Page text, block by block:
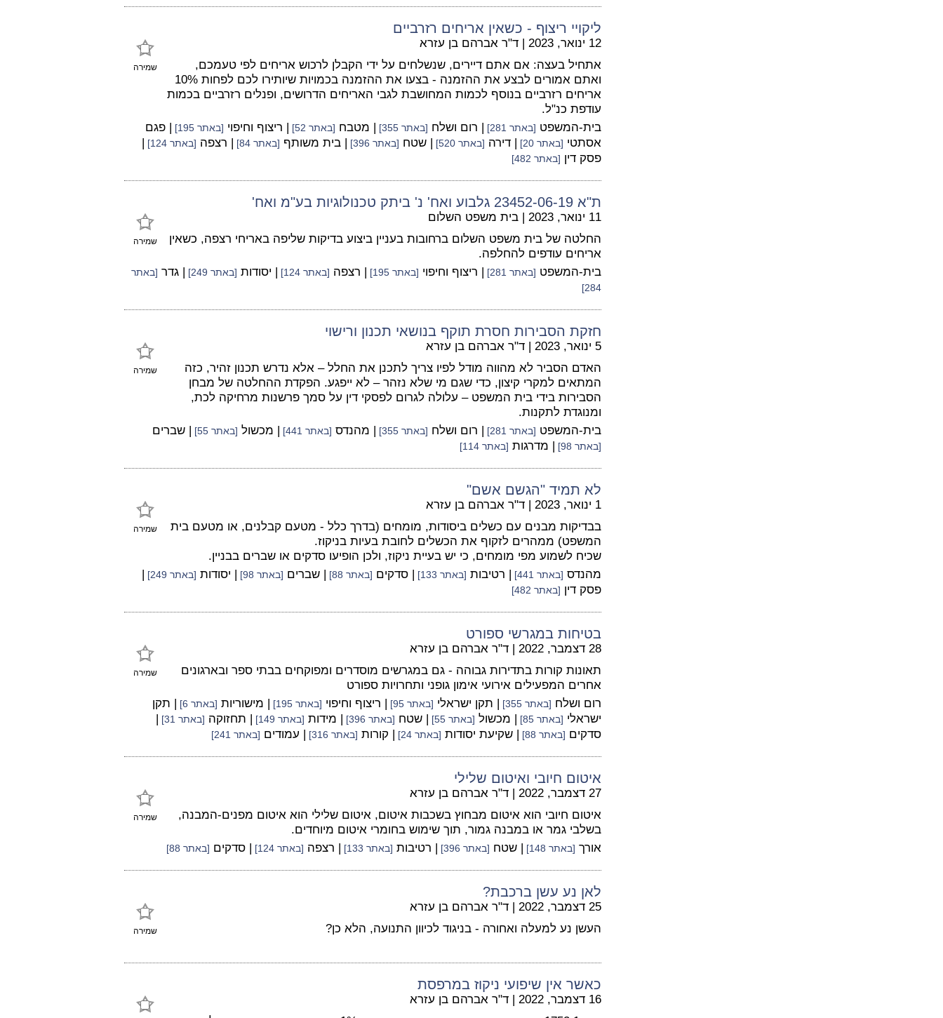
ליקויי ריצוף - כשאין אריחים רזרביים
שמירה
12 ינואר, 2023 | ד"ר אברהם בן עזרא
אתחיל בעצה: אם אתם דיירים, שנשלחים על ידי הקבלן לרכוש אריחים לפי טעמכם,
ואתם אמורים לבצע את ההזמנה - בצעו את ההזמנה בכמויות שיותירו לכם לפחות 10%
אריחים רזרביים בנוסף לכמות המחושבת לגבי האריחים הדרושים, ופנלים רזרביים בכמות
עודפת כנ"ל.
בית-המשפט [באתר 281] | רום ושלח [באתר 355] | מטבח [באתר 52] | ריצוף וחיפוי [באתר 195]
| פגם
אסתטי [באתר 20] | דירה [באתר 520] | שטח [באתר 396] | בית משותף [באתר 84] | רצפה [באתר 124]
|
פסק דין [באתר 482]
ת"א 23452-06-19 גלבוע ואח' נ' ביתק טכנולוגיות בע"מ ואח'
שמירה
11 ינואר, 2023 | בית משפט השלום
החלטה של בית משפט השלום ברחובות בעניין ביצוע בדיקות שליפה באריחי רצפה, כשאין
אריחים עודפים להחלפה.
בית-המשפט [באתר 281] | ריצוף וחיפוי [באתר 195] | רצפה [באתר 124] | יסודות [באתר 249] | גדר [באתר
284]
חזקת הסבירות חסרת תוקף בנושאי תכנון ורישוי
שמירה
5 ינואר, 2023 | ד"ר אברהם בן עזרא
האדם הסביר לא מהווה מודל לפיו צריך לתכנן את החלל – אלא נדרש תכנון זהיר, כזה
המתאים למקרי קיצון, כדי שגם מי שלא נזהר – לא ייפגע. הפקדת ההחלטה של מבחן
הסבירות בידי בית המשפט – עלולה לגרום לפסקי דין על סמך פרשנות מרחיקה לכת,
ומנוגדת לתקנות.
בית-המשפט [באתר 281] | רום ושלח [באתר 355] | מהנדס [באתר 441] | מכשול [באתר 55] | שברים
[באתר 98] | מדרגות [באתר 114]
לא תמיד "הגשם אשם"
שמירה
1 ינואר, 2023 | ד"ר אברהם בן עזרא
בבדיקות מבנים עם כשלים ביסודות, מומחים (בדרך כלל - מטעם קבלנים, או מטעם בית
המשפט) ממהרים לזקוף את הכשלים לחובת בעיות בניקוז.
שכיח לשמוע מפי מומחים, כי יש בעיית ניקוז, ולכן הופיעו סדקים או שברים בבניין.
מהנדס [באתר 441] | רטיבות [באתר 133] | סדקים [באתר 88] | שברים [באתר 98] | יסודות [באתר 249]
|
פסק דין [באתר 482]
בטיחות במגרשי ספורט
שמירה
28 דצמבר, 2022 | ד"ר אברהם בן עזרא
תאונות קורות בתדירות גבוהה - גם במגרשים מוסדרים ומפוקחים בבתי ספר ובארגונים
אחרים המפעילים אירועי אימון גופני ותחרויות ספורט
רום ושלח [באתר 355] | תקן ישראלי [באתר 95] | ריצוף וחיפוי [באתר 195] | מישוריות [באתר 6]
| תקן
ישראלי [באתר 85] | מכשול [באתר 55] | שטח [באתר 396] | מידות [באתר 149] | תחזוקה [באתר 31]
|
סדקים [באתר 88] | שקיעת יסודות [באתר 24] | קורות [באתר 316] | עמודים [באתר 241]
איטום חיובי ואיטום שלילי
שמירה
27 דצמבר, 2022 | ד"ר אברהם בן עזרא
איטום חיובי הוא איטום מבחוץ בשכבות איטום, איטום שלילי הוא איטום מפנים-המבנה,
בשלבי גמר או במבנה גמור, תוך שימוש בחומרי איטום מיוחדים.
אורך [באתר 148] | שטח [באתר 396] | רטיבות [באתר 133] | רצפה [באתר 124] | סדקים [באתר 88]
לאן נע עשן ברכבת?
שמירה
25 דצמבר, 2022 | ד"ר אברהם בן עזרא
העשן נע למעלה ואחורה - בניגוד לכיוון התנועה, הלא כן?
כאשר אין שיפועי ניקוז במרפסת
16 דצמבר, 2022 | ד"ר אברהם בן עזרא